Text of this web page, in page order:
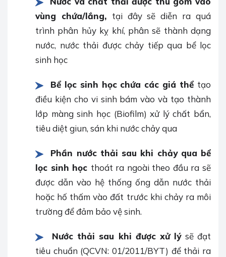
vùng chứa/lắng, tại đây sẽ diễn ra quá
trình phân hủy kỵ khí, phân sẽ thành dạng
nước, nước thải được chảy tiếp qua bể lọc
sinh học
Bể lọc sinh học chứa các giá thể tạo
điều kiện cho vi sinh bám vào và tạo thành
lớp màng sinh học (Biofilm) xử lý chất bẩn,
tiêu diệt giun, sán khi nước chảy qua
Phần nước thải sau khi chảy qua bể
lọc sinh học thoát ra ngoài theo đầu ra sẽ
được dẫn vào hệ thống ống dẫn nước thải
hoặc hố thấm vào đất trước khi chảy ra môi
trường để đảm bảo vệ sinh.
Nước thải sau khi được xử lýsẽ đạt
tiêu chuẩn (QCVN: 01/2011/BYT) để thải ra